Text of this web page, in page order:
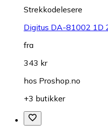
Strekkodelesere
Digitus DA-81002 1D
fra
343 kr
hos Proshop.no
+3 butikker